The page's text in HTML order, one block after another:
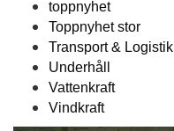
toppnyhet
Toppnyhet stor
Transport & Logistik
Underhåll
Vattenkraft
Vindkraft